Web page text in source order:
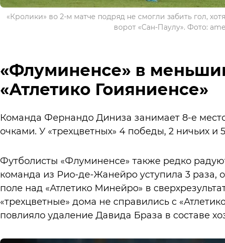
«Кролики» во 2-м матче подряд не смогли забить гол,
ворот «Сан-Паулу». Фото:
«Флуминенсе» в
«Атлетико Гоияниенсе»
Команда Фернандо Диниза занимает 8-е
очками. У «трехцветных» 4 победы, 2 ничьих и
Футболисты «Флуминенсе» также редко
команда из Рио-де-Жанейро уступила 3 раза,
поле над «Атлетико Минейро» в
«трехцветные» дома не справились с
повлияло удаление Давида Браза в составе